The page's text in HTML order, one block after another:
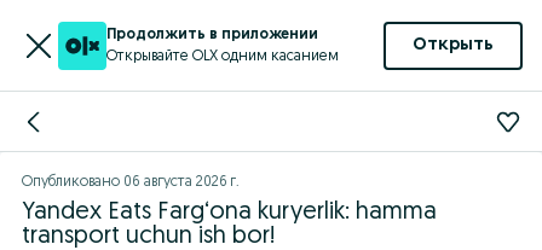
Продолжить в приложении
Открывайте OLX одним касанием
Открыть
Опубликовано 06 августа 2026 г.
Yandex Eats Farg‘ona kuryerlik: hamma
transport uchun ish bor!